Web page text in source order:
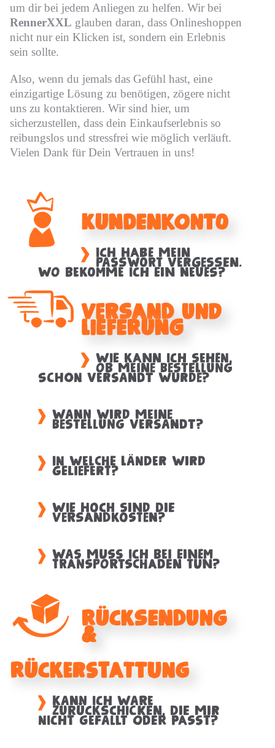
um dir bei jedem Anliegen zu helfen. Wir bei
RennerXXL glauben daran, dass Onlineshoppen
nicht nur ein Klicken ist, sondern ein Erlebnis
sein sollte.
Also, wenn du jemals das Gefühl hast, eine
einzigartige Lösung zu benötigen, zögere nicht
uns zu kontaktieren. Wir sind hier, um
sicherzustellen, dass dein Einkaufserlebnis so
reibungslos und stressfrei wie möglich verläuft.
Vielen Dank für Dein Vertrauen in uns!
Kundenkonto
Ich habe mein
Passwort vergessen.
Wo bekomme ich ein neues?
Versand und
Lieferung
Wie kann ich sehen,
ob meine Bestellung
schon versandt wurde?
Wann wird meine
Bestellung versandt?
In welche Länder wird
geliefert?
Wie hoch sind die
Versandkosten?
Was muss ich bei einem
Transportschaden tun?
Rücksendung
&
Rückerstattung
Kann ich Ware
zurückschicken, die mir
nicht gefällt oder passt?